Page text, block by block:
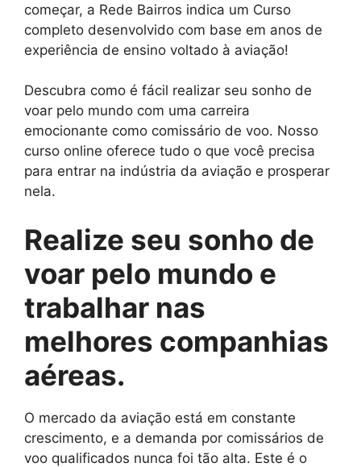
começar, a Rede Bairros indica um Curso
completo desenvolvido com base em anos de
experiência de ensino voltado à aviação!
Descubra como é fácil realizar seu sonho de
voar pelo mundo com uma carreira
emocionante como comissário de voo. Nosso
curso online oferece tudo o que você precisa
para entrar na indústria da aviação e prosperar
nela.
Realize seu sonho de
voar pelo mundo e
trabalhar nas
melhores companhias
aéreas.
O mercado da aviação está em constante
crescimento, e a demanda por comissários de
voo qualificados nunca foi tão alta. Este é o